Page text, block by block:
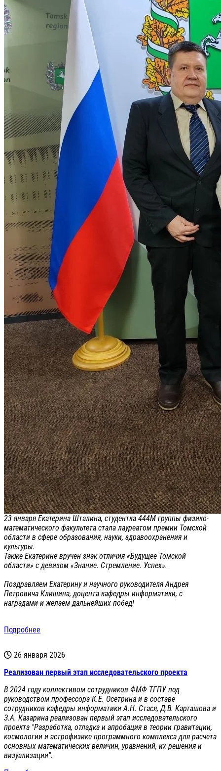
23 января Екатерина Шталина, студентка 444М группы физико-
математического факультета стала лауреатом премии Томской
области в сфере образования, науки, здравоохранения и
культуры.
Также Екатерине вручен знак отличия «Будущее Томской
области» с девизом «Знание. Стремление. Успех».
Поздравляем Екатерину и научного руководителя Андрея
Петровича Клишина, доцента кафедры информатики, с
наградами и желаем дальнейших побед!
Подробнее
26 января 2026
Реализован первый этап исследовательского проекта
В 2024 году коллективом сотрудников ФМФ ТГПУ под
руководством профессора К.Е. Осетрина и в составе
сотрудников кафедры информатики А.Н. Стася, Д.В. Карташова и
З.А. Казарина реализован первый этап исследовательского
проекта "Разработка, отладка и апробация в теории гравитации,
космологии и астрофизике программного комплекса для расчета
основных математических величин, уравнений, их решения и
визуализации".